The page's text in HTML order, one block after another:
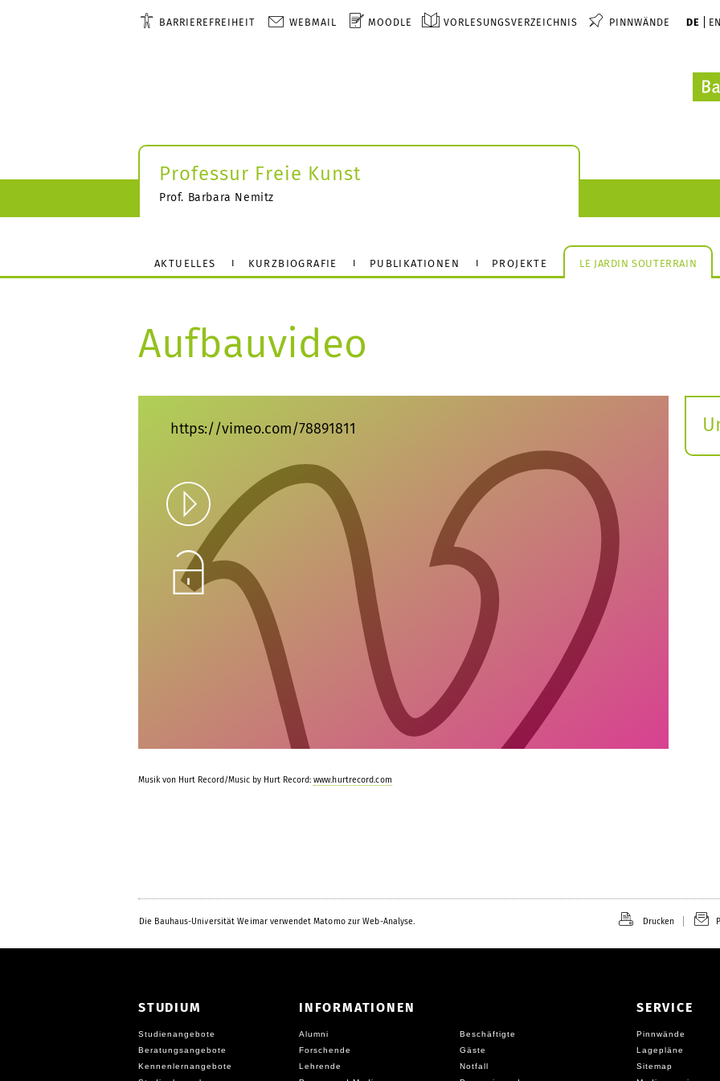
BARRIEREFREIHEIT WEBMAIL MOODLE VORLESUNGSVERZEICHNIS PINNWÄNDE DE EN
Professur Freie Kunst
Prof. Barbara Nemitz
AKTUELLES KURZBIOGRAFIE PUBLIKATIONEN PROJEKTE LE JARDIN SOUTERRAIN
Aufbauvideo
https://vimeo.com/78891811
Play
Unlock
Musik von Hurt Record/Music by Hurt Record: www.hurtrecord.com
Die Bauhaus-Universität Weimar verwendet Matomo zur Web-Analyse. Drucken
STUDIUM
Studienangebote
Beratungsangebote
Kennenlernangebote
INFORMATIONEN
Alumni
Beschäftigte
Forschende
Gäste
Lehrende
Notfall
SERVICE
Pinnwände
Lagepläne
Sitemap